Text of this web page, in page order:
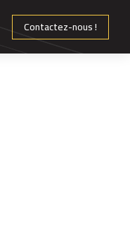
Contactez-nous !